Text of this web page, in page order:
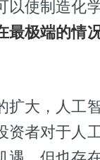
使制造化
最极端的情
扩大，人工
者对于人